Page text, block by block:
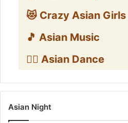
😻 Crazy Asian Girls
🎵 Asian Music
👯‍♀️ Asian Dance
Asian Night